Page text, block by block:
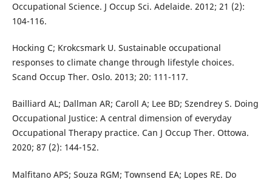
Occupational Science. J Occup Sci. Adelaide. 2012; 21 (2):
104-116.
Hocking C; Krokcsmark U. Sustainable occupational
responses to climate change through lifestyle choices.
Scand Occup Ther. Oslo. 2013; 20: 111-117.
Bailliard AL; Dallman AR; Caroll A; Lee BD; Szendrey S. Doing
Occupational Justice: A central dimension of everyday
Occupational Therapy practice. Can J Occup Ther. Ottowa.
2020; 87 (2): 144-152.
Malfitano APS; Souza RGM; Townsend EA; Lopes RE. Do